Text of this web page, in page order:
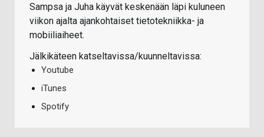
Sampsa ja Juha käyvät keskenään läpi kuluneen
viikon ajalta ajankohtaiset tietotekniikka- ja
mobiiliaiheet.
Jälkikäteen katseltavissa/kuunneltavissa:
Youtube
iTunes
Spotify